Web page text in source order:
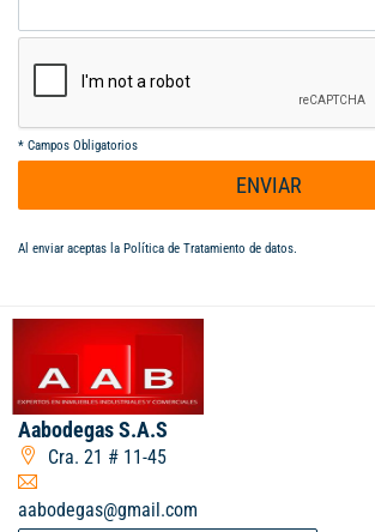
* Campos Obligatorios
ENVIAR
Al enviar aceptas la Política de Tratamiento de datos.
Aabodegas S.A.S
Cra. 21 # 11-45
aabodegas@gmail.com